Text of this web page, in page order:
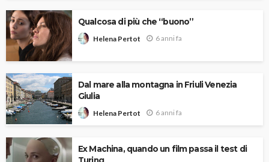
Qualcosa di più che “buono”
Helena Pertot 6 anni fa
Dal mare alla montagna in Friuli Venezia
Giulia
Helena Pertot 6 anni fa
Ex Machina, quando un film passa il test di